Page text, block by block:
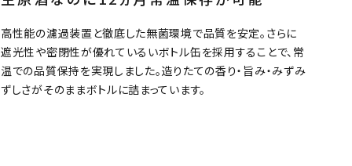
close
search
高性能の濾過装置と徹底した無菌環境で品質を安定。さらに
遮光性や密閉性が優れているいボトル缶を採用することで、常
温での品質保持を実現しました。造りたての香り・旨み・みずみ
ずしさがそのままボトルに詰まっています。